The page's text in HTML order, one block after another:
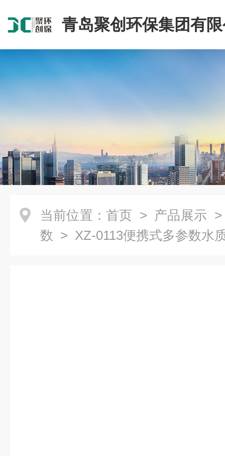
青岛聚创环保集团有
当前位置： 首页 > 产品展示
数 > XZ-0113便携式多参数水